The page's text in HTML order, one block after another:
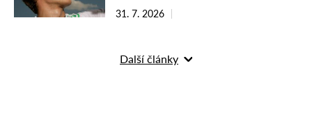
31. 7. 2026
Další články